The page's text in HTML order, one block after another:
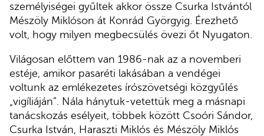
személyiségei gyűltek akkor össze Csurka Istvántól
Mészöly Miklóson át Konrád Györgyig. Érezhető
volt, hogy milyen megbecsülés övezi őt Nyugaton.
Világosan előttem van 1986-nak az a novemberi
estéje, amikor pasaréti lakásában a vendégei
voltunk az emlékezetes írószövetségi közgyűlés
„vigíliáján”. Nála hánytuk-vetettük meg a másnapi
tanácskozás esélyeit, többek között Csoóri Sándor,
Csurka István, Haraszti Miklós és Mészöly Miklós